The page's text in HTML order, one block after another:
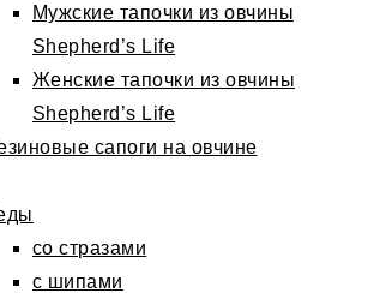
Мужские тапочки из овчины
Shepherd’s Life
Женские тапочки из овчины
Shepherd’s Life
сапоги на овчине
со стразами
с шипами